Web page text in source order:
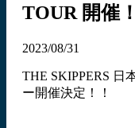
TOUR 開催
2023/08/31
THE SKIPPERS 日
ー開催決定！！